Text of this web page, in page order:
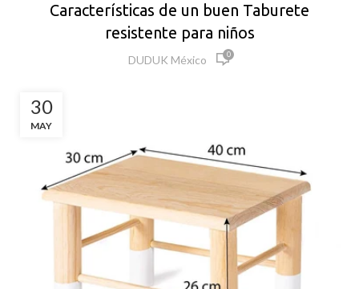
Características de un buen Taburete
resistente para niños
DUDUK México 0
30
MAY